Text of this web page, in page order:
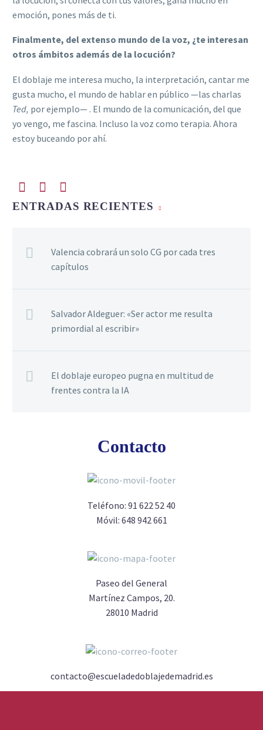
emoción, pones más de ti.
Finalmente, del extenso mundo de la voz, ¿te interesan
otros ámbitos además de la locución?
El doblaje me interesa mucho, la interpretación, cantar me
gusta mucho, el mundo de hablar en público —las charlas
Ted, por ejemplo— . El mundo de la comunicación, del que
yo vengo, me fascina. Incluso la voz como terapia. Ahora
estoy buceando por ahí.
ENTRADAS RECIENTES
Valencia cobrará un solo CG por cada tres
capítulos
Salvador Aldeguer: «Ser actor me resulta
primordial al escribir»
El doblaje europeo pugna en multitud de
frentes contra la IA
Contacto
Teléfono: 91 622 52 40
Móvil: 648 942 661
Paseo del General
Martínez Campos, 20.
28010 Madrid
contacto@escueladedoblajedemadrid.es